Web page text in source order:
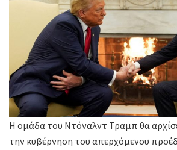
Η ομάδα του Ντόναλντ Τραμπ θα
την κυβέρνηση του απερχόμενου